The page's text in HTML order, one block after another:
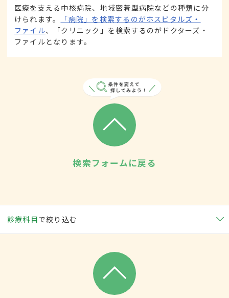
医療を支える中核病院、地域密着型病院などの種類に分
けられます。
「病院」を検索するのがホスピタルズ・
ファイル、「クリニック」を検索するのがドクターズ・
ファイルとなります。
検索フォームに戻る
診療科目で絞り込む